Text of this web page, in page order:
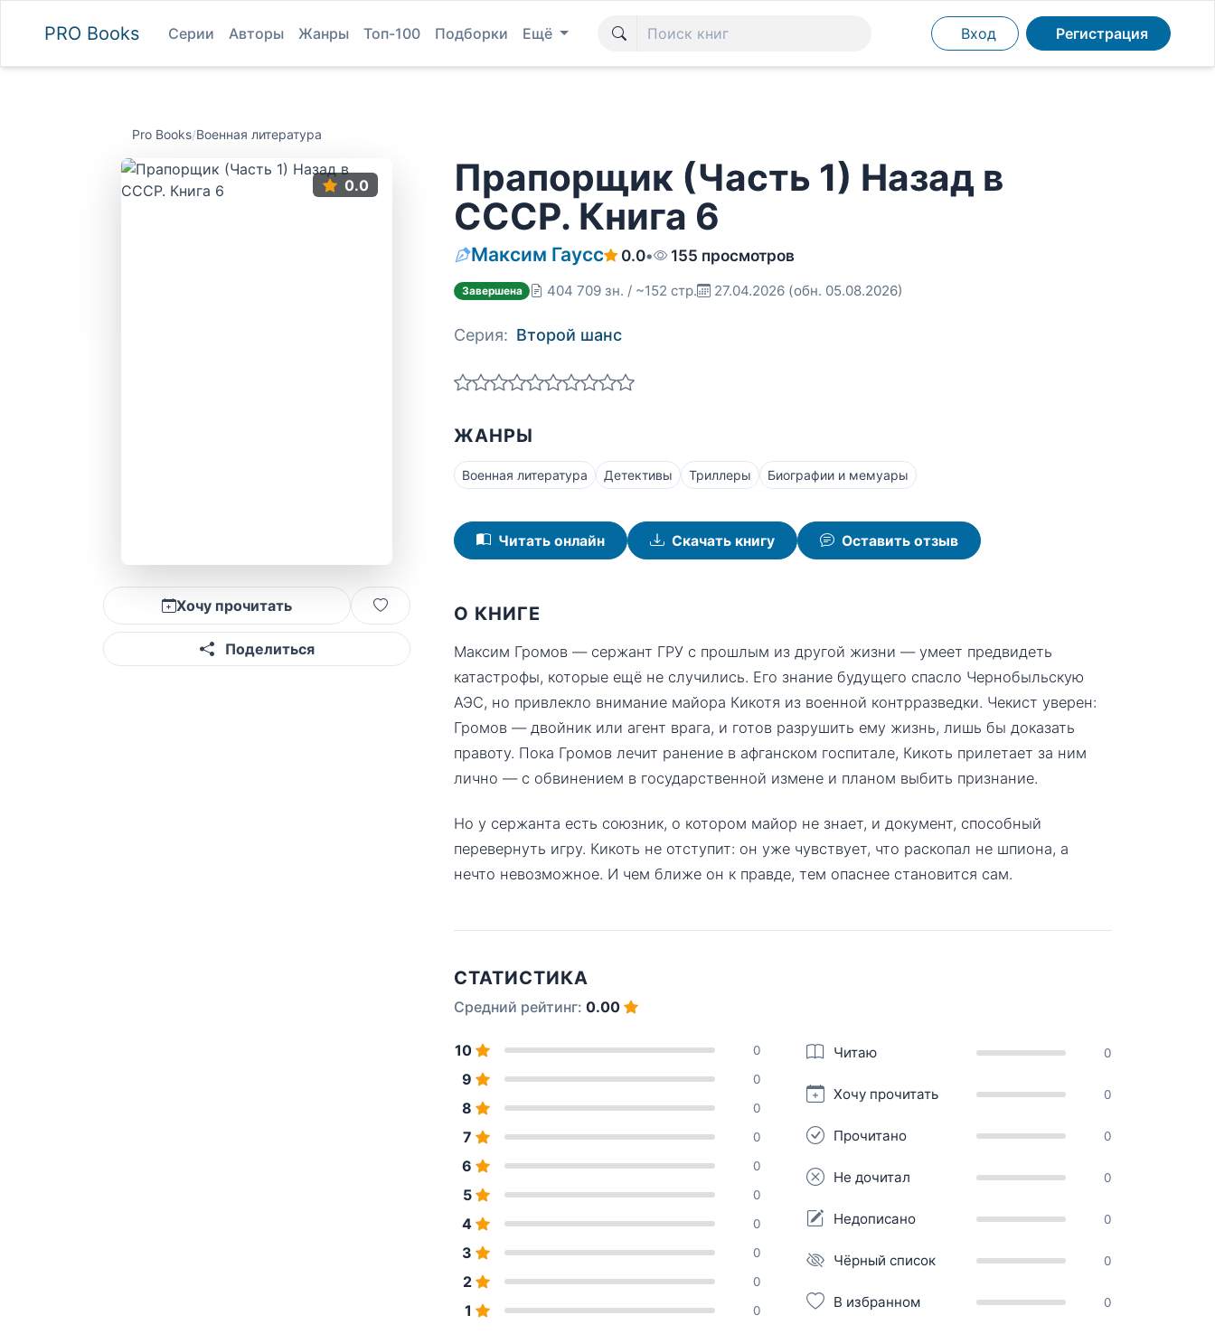
PRO Books Серии Авторы Жанры Топ-100 Подборки Ещё Вход Регистрация
Pro Books/Военная литература
0.0
Хочу прочитать
Поделиться
Прапорщик (Часть 1) Назад в
СССР. Книга 6
Максим Гаусс 0.0• 155 просмотров
Завершена 404 709 зн. / ~152 стр. 27.04.2026 (обн. 05.08.2026)
Серия: Второй шанс
ЖАНРЫ
Военная литература Детективы Триллеры Биографии и мемуары
Читать онлайн Скачать книгу Оставить отзыв
О КНИГЕ
Максим Громов — сержант ГРУ с прошлым из другой жизни — умеет предвидеть
катастрофы, которые ещё не случились. Его знание будущего спасло Чернобыльскую
АЭС, но привлекло внимание майора Кикотя из военной контрразведки. Чекист уверен:
Громов — двойник или агент врага, и готов разрушить ему жизнь, лишь бы доказать
правоту. Пока Громов лечит ранение в афганском госпитале, Кикоть прилетает за ним
лично — с обвинением в государственной измене и планом выбить признание.
Но у сержанта есть союзник, о котором майор не знает, и документ, способный
перевернуть игру. Кикоть не отступит: он уже чувствует, что раскопал не шпиона, а
нечто невозможное. И чем ближе он к правде, тем опаснее становится сам.
СТАТИСТИКА
Средний рейтинг: 0.00
10 0
9 0
8 0
7 0
6 0
5 0
4 0
3 0
2 0
1 0
Читаю 0
Хочу прочитать 0
Прочитано 0
Не дочитал 0
Недописано 0
Чёрный список 0
В избранном 0